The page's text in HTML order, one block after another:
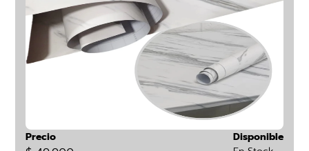
Precio
Disponible